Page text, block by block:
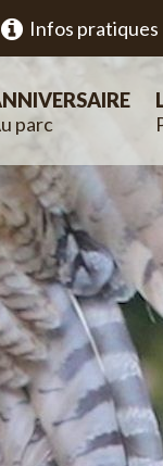
Infos pratiques
parc